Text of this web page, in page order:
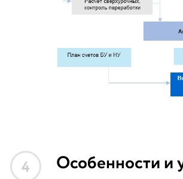
4 Особенности и